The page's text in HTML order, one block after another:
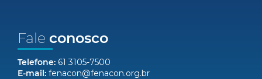
Fale conosco
Telefone: 61 3105-7500
E-mail: fenacon@fenacon.org.br